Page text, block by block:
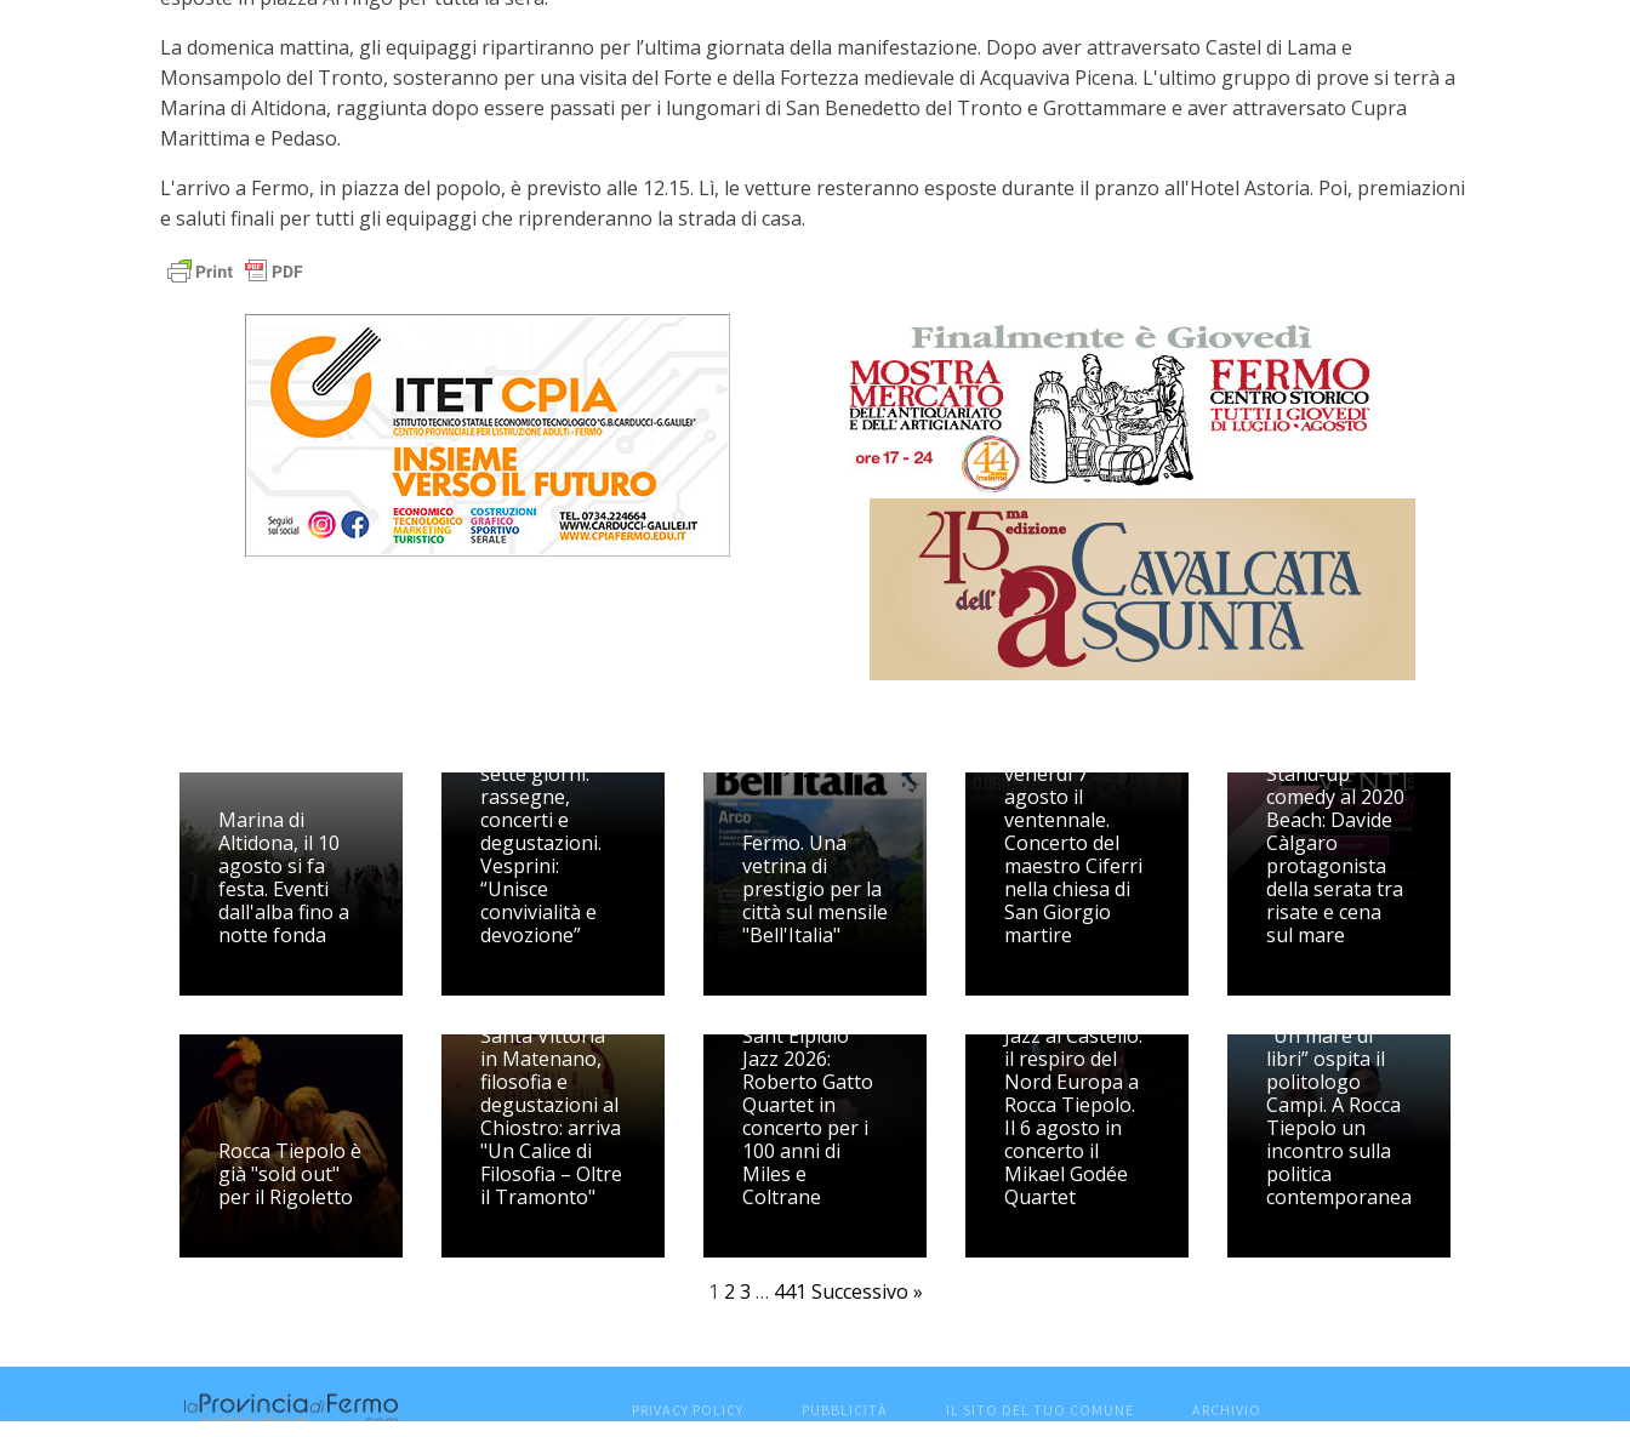
La domenica mattina, gli equipaggi ripartiranno per l’ultima giornata della manifestazione. Dopo aver attraversato Castel di Lama e
Monsampolo del Tronto, sosteranno per una visita del Forte e della Fortezza medievale di Acquaviva Picena. L'ultimo gruppo di prove si terrà a
Marina di Altidona, raggiunta dopo essere passati per i lungomari di San Benedetto del Tronto e Grottammare e aver attraversato Cupra
Marittima e Pedaso.
L'arrivo a Fermo, in piazza del popolo, è previsto alle 12.15. Lì, le vetture resteranno esposte durante il pranzo all'Hotel Astoria. Poi, premiazioni
e saluti finali per tutti gli equipaggi che riprenderanno la strada di casa.
Marina di
Altidona, il 10
agosto si fa
festa. Eventi
dall'alba fino a
notte fonda
sette giorni:
rassegne,
concerti e
degustazioni.
Vesprini:
“Unisce
convivialità e
devozione”
Fermo. Una
vetrina di
prestigio per la
città sul mensile
"Bell'Italia"
venerdì 7
agosto il
ventennale.
Concerto del
maestro Ciferri
nella chiesa di
San Giorgio
martire
Stand-up
comedy al 2020
Beach: Davide
Càlgaro
protagonista
della serata tra
risate e cena
sul mare
Rocca Tiepolo è
già "sold out"
per il Rigoletto
Santa Vittoria
in Matenano,
filosofia e
degustazioni al
Chiostro: arriva
"Un Calice di
Filosofia – Oltre
il Tramonto"
Sant'Elpidio
Jazz 2026:
Roberto Gatto
Quartet in
concerto per i
100 anni di
Miles e
Coltrane
Jazz al Castello:
il respiro del
Nord Europa a
Rocca Tiepolo.
Il 6 agosto in
concerto il
Mikael Godée
Quartet
“Un mare di
libri” ospita il
politologo
Campi. A Rocca
Tiepolo un
incontro sulla
politica
contemporanea
1 2 3 … 441 Successivo »
PRIVACY POLICY PUBBLICITÀ IL SITO DEL TUO COMUNE ARCHIVIO